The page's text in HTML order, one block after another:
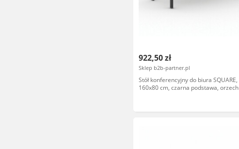
922,50 zł
Sklep b2b-partner.pl
Stół konferencyjny do biura SQUARE,
160x80 cm, czarna podstawa, orzech